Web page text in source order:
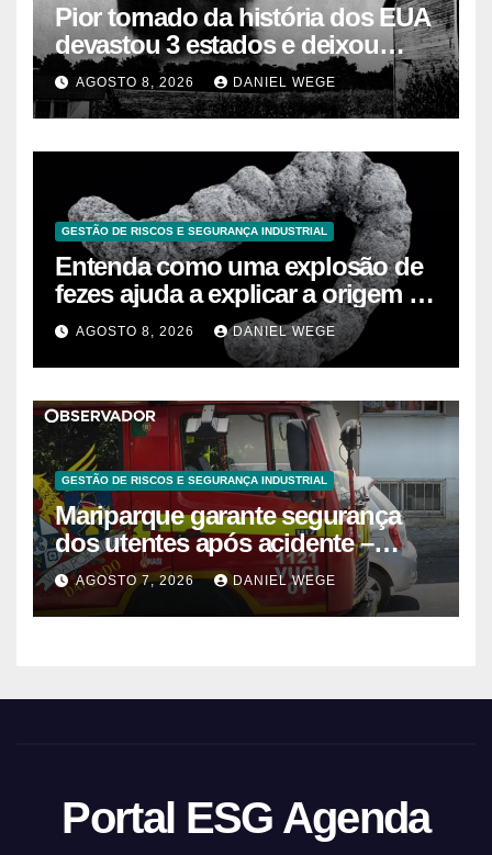
Pior tornado da história dos EUA
devastou 3 estados e deixou
centenas de mortos
AGOSTO 8, 2026 DANIEL WEGE
GESTÃO DE RISCOS E SEGURANÇA INDUSTRIAL
Entenda como uma explosão de
fezes ajuda a explicar a origem da
vida moderna
AGOSTO 8, 2026 DANIEL WEGE
GESTÃO DE RISCOS E SEGURANÇA INDUSTRIAL
Mariparque garante segurança
dos utentes após acidente –
Observador
AGOSTO 7, 2026 DANIEL WEGE
Portal ESG Agenda